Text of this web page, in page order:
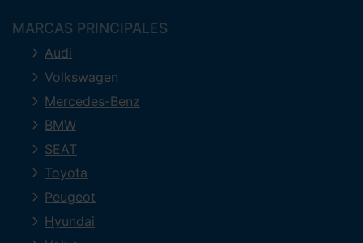
MARCAS PRINCIPALES
Audi
Volkswagen
Mercedes-Benz
BMW
SEAT
Toyota
Peugeot
Hyundai